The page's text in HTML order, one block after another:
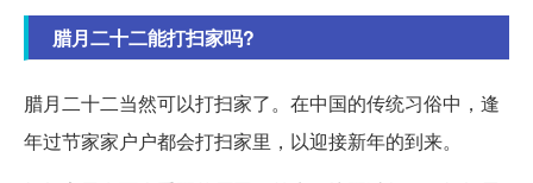
腊月二十二能打扫家吗?
腊月二十二当然可以打扫家了。在中国的传统习俗中，逢
年过节家家户户都会打扫家里，以迎接新年的到来。